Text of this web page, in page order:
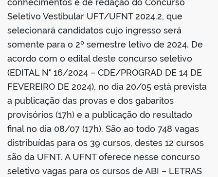
conhecimentos e de redação do Concurso
Seletivo Vestibular UFT/UFNT 2024.2, que
selecionará candidatos cujo ingresso será
somente para o 2º semestre letivo de 2024. De
acordo com o edital deste concurso seletivo
(EDITAL N° 16/2024 – CDE/PROGRAD DE 14 DE
FEVEREIRO DE 2024), no dia 20/05 está prevista
a publicação das provas e dos gabaritos
provisórios (17h) e a publicação do resultado
final no dia 08/07 (17h). São ao todo 748 vagas
distribuídas para os 39 cursos, destes 12 cursos
são da UFNT. A UFNT oferece nesse concurso
seletivo vagas para os cursos de ABI – LETRAS